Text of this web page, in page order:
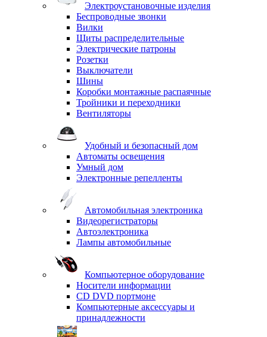
Электроустановочные изделия
Беспроводные звонки
Вилки
Щиты распределительные
Электрические патроны
Розетки
Выключатели
Шины
Коробки монтажные распаячные
Тройники и переходники
Вентиляторы
Удобный и безопасный дом
Автоматы освещения
Умный дом
Электронные репелленты
Автомобильная электроника
Видеорегистраторы
Автоэлектроника
Лампы автомобильные
Компьютерное оборудование
Носители информации
CD DVD портмоне
Компьютерные аксессуары и
принадлежности